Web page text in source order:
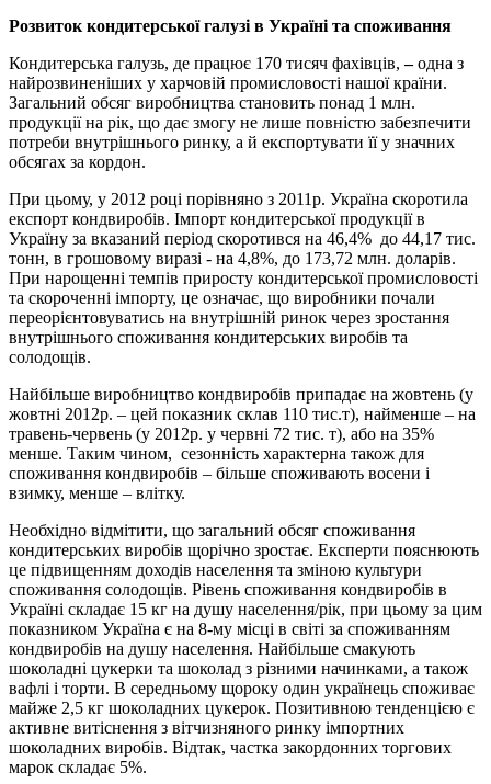
Розвитоккондитерської галузів Україніта споживання
Кондитерська галузь, де працює 170 тисяч фахівців,–одна з
найрозвиненіших у харчовій промисловості нашої країни.
Загальний обсяг виробництва становить понад 1 млн.
продукції на рік, що дає змогу не лише повністю забезпечити
потреби внутрішнього ринку, а й експортувати її у значних
обсягах за кордон.
При цьому, у 2012 році порівняно з 2011р. Україна скоротила
експорт кондвиробів. Імпорт кондитерської продукції в
Україну за вказаний період скоротився на 46,4% до 44,17 тис.
тонн, в грошовому виразі - на 4,8%, до 173,72 млн. доларів.
При нарощенні темпів приросту кондитерської промисловості
та скороченні імпорту, це означає, що виробники почали
переорієнтовуватись на внутрішній ринок через зростання
внутрішнього споживання кондитерських виробів та
солодощів.
Найбільше виробництво кондвиробів припадає на жовтень (у
жовтні 2012р. – цей показник склав 110 тис.т), найменше – на
травень-червень (у 2012р. у червні 72 тис. т), або на 35%
менше. Таким чином, сезонність характерна також для
споживання кондвиробів – більше споживають восени і
взимку, менше – влітку.
Необхідно відмітити, що загальний обсяг споживання
кондитерських виробів щорічно зростає. Експерти пояснюють
це підвищенням доходів населення та зміною культури
споживання солодощів. Рівень споживання кондвиробів в
Україні складає 15 кг на душу населення/рік, при цьому за цим
показником Україна є на 8-му місці в світі за споживанням
кондвиробів на душу населення. Найбільше смакують
шоколадні цукерки та шоколад з різними начинками, а також
вафлі і торти. В середньому щороку один українець споживає
майже 2,5 кг шоколадних цукерок. Позитивною тенденцією є
активне витіснення з вітчизняного ринку імпортних
шоколадних виробів. Відтак, частка закордонних торгових
марок складає 5%.